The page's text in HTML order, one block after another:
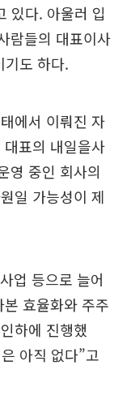
있다. 아울러 입
람들의 대표이사
도 하다.
에서 이뤄진 자
표의 내일을사
영 중인 회사의
일 가능성이 제
업 등으로 늘어
효율화와 주주
하에 진행했
아직 없다”고